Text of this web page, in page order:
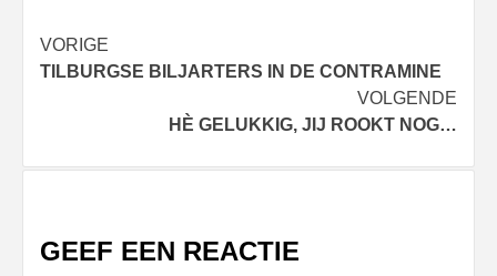
Bericht
navigatie
VORIGE
TILBURGSE BILJARTERS IN DE CONTRAMINE
VOLGENDE
HÈ GELUKKIG, JIJ ROOKT NOG…
GEEF EEN REACTIE